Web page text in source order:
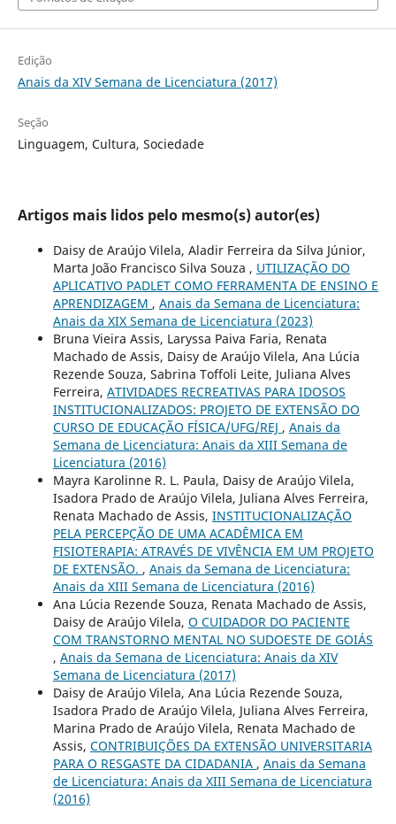
Edição
Anais da XIV Semana de Licenciatura (2017)
Seção
Linguagem, Cultura, Sociedade
Artigos mais lidos pelo mesmo(s) autor(es)
Daisy de Araújo Vilela, Aladir Ferreira da Silva Júnior,
Marta João Francisco Silva Souza , UTILIZAÇÃO DO
APLICATIVO PADLET COMO FERRAMENTA DE ENSINO E
APRENDIZAGEM , Anais da Semana de Licenciatura:
Anais da XIX Semana de Licenciatura (2023)
Bruna Vieira Assis, Laryssa Paiva Faria, Renata
Machado de Assis, Daisy de Araújo Vilela, Ana Lúcia
Rezende Souza, Sabrina Toffoli Leite, Juliana Alves
Ferreira, ATIVIDADES RECREATIVAS PARA IDOSOS
INSTITUCIONALIZADOS: PROJETO DE EXTENSÃO DO
CURSO DE EDUCAÇÃO FÍSICA/UFG/REJ , Anais da
Semana de Licenciatura: Anais da XIII Semana de
Licenciatura (2016)
Mayra Karolinne R. L. Paula, Daisy de Araújo Vilela,
Isadora Prado de Araújo Vilela, Juliana Alves Ferreira,
Renata Machado de Assis, INSTITUCIONALIZAÇÃO
PELA PERCEPÇÃO DE UMA ACADÊMICA EM
FISIOTERAPIA: ATRAVÉS DE VIVÊNCIA EM UM PROJETO
DE EXTENSÃO. , Anais da Semana de Licenciatura:
Anais da XIII Semana de Licenciatura (2016)
Ana Lúcia Rezende Souza, Renata Machado de Assis,
Daisy de Araújo Vilela, O CUIDADOR DO PACIENTE
COM TRANSTORNO MENTAL NO SUDOESTE DE GOIÁS
, Anais da Semana de Licenciatura: Anais da XIV
Semana de Licenciatura (2017)
Daisy de Araújo Vilela, Ana Lúcia Rezende Souza,
Isadora Prado de Araújo Vilela, Juliana Alves Ferreira,
Marina Prado de Araújo Vilela, Renata Machado de
Assis, CONTRIBUIÇÕES DA EXTENSÃO UNIVERSITARIA
PARA O RESGASTE DA CIDADANIA , Anais da Semana
de Licenciatura: Anais da XIII Semana de Licenciatura
(2016)